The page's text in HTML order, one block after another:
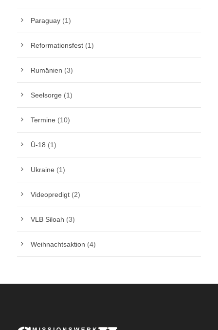
Paraguay (1)
Reformationsfest (1)
Rumänien (3)
Seelsorge (1)
Termine (10)
Ü-18 (1)
Ukraine (1)
Videopredigt (2)
VLB Siloah (3)
Weihnachtsaktion (4)